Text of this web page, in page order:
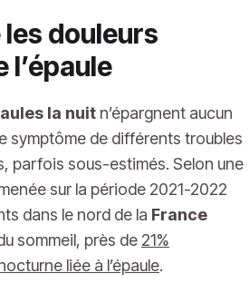
douleurs
l’épaule
la nuit n’épargnent aucun
symptôme de différents troubles
parfois sous-estimés. Selon une
sur la période 2021-2022
dans le nord de la France
sommeil, près de 21%
liée à l’épaule.